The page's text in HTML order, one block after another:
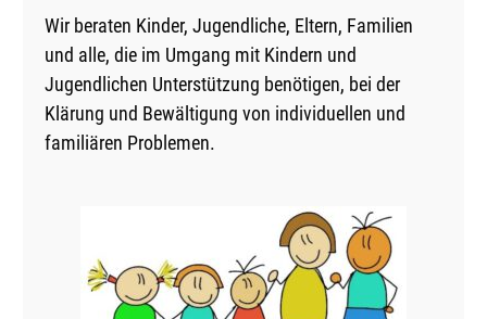
Wir beraten Kinder, Jugendliche, Eltern, Familien
und alle, die im Umgang mit Kindern und
Jugendlichen Unterstützung benötigen, bei der
Klärung und Bewältigung von individuellen und
familiären Problemen.